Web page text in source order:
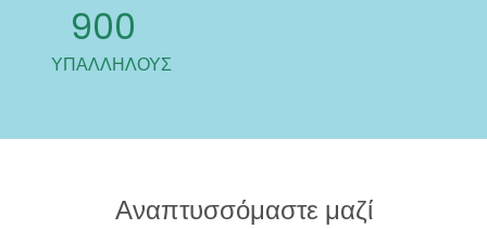
900
ΥΠΑΛΛΗΛΟΥΣ
Αναπτυσσόμαστε μαζί